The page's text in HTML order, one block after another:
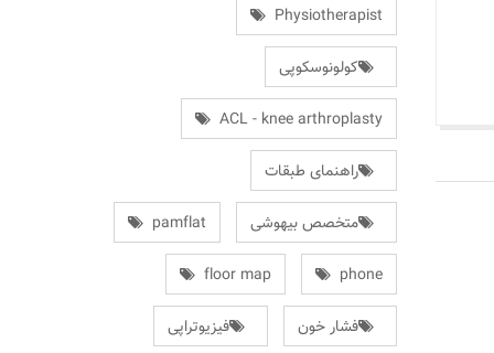
Physiotherapist
کولونوسکوپی
ACL - knee arthroplasty
راهنمای طبقات
متخصص بیهوشی pamflat
phone
floor map
فشار خون فیزیوتراپی